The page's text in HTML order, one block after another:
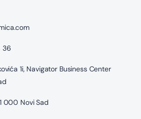
36
1i, Navigator Business Center
000 Novi Sad